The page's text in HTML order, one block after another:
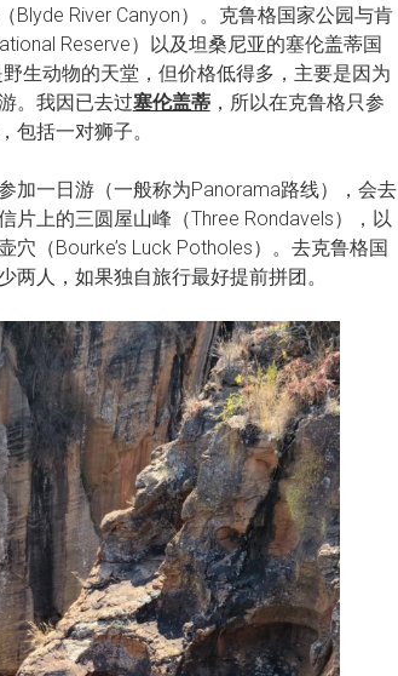
Blyde River Canyon）。克鲁格国家公园与肯
Reserve）以及坦桑尼亚的塞伦盖蒂国
生动物的天堂，但价格低得多，主要是因为
。我因已去过塞伦盖蒂，所以在克鲁格只参
包括一对狮子。
加一日游（一般称为Panorama路线），会去
片上的三圆屋山峰（Three Rondavels），以
（Bourke’s Luck Potholes）。去克鲁格国
人，如果独自旅行最好提前拼团。